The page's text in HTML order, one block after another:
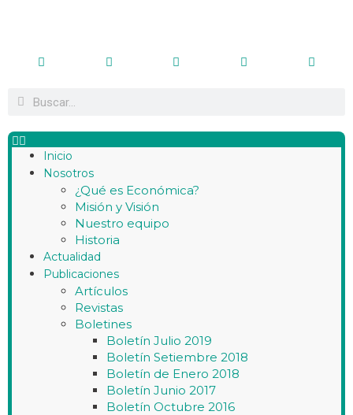
Inicio
Nosotros
¿Qué es Económica?
Misión y Visión
Nuestro equipo
Historia
Actualidad
Publicaciones
Artículos
Revistas
Boletines
Boletín Julio 2019
Boletín Setiembre 2018
Boletín de Enero 2018
Boletín Junio 2017
Boletín Octubre 2016